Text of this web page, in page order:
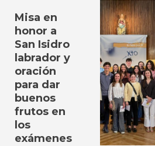
Misa en
honor a
San Isidro
labrador y
oración
para dar
buenos
frutos en
los
exámenes